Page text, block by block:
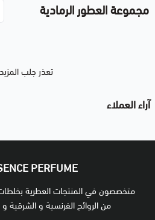
مجموعة العطور الرمادية
تعذر جلب
آراء العملاء
PERFUME
متخصصون في المنتجات العطرية بخلطات
من الروائح الفرنسية و الشرقية